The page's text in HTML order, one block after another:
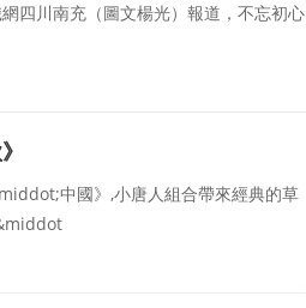
四川南充（圖文楊光）報道，不忘初心
中國》,小唐人組合帶來經典的草